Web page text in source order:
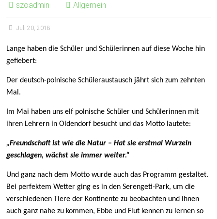
szoadmin Allgemein
Juli 20, 2018
Lange haben die Schüler und Schülerinnen auf diese Woche hin
gefiebert:
Der deutsch-polnische Schüleraustausch jährt sich zum zehnten
Mal.
Im Mai haben uns elf polnische Schüler und Schülerinnen mit
ihren Lehrern in Oldendorf besucht und das Motto lautete:
„Freundschaft ist wie die Natur – Hat sie erstmal Wurzeln
geschlagen, wächst sie immer weiter.“
Und ganz nach dem Motto wurde auch das Programm gestaltet.
Bei perfektem Wetter ging es in den Serengeti-Park, um die
verschiedenen Tiere der Kontinente zu beobachten und ihnen
auch ganz nahe zu kommen, Ebbe und Flut kennen zu lernen so